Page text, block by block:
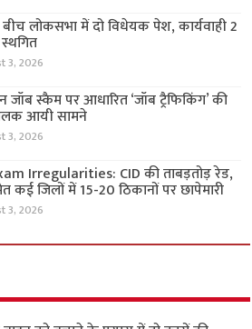
लोकसभा में दो विधेयक पेश, कार्यवाही 2
3, 2026
स्कैम पर आधारित ‘जॉब ट्रैफिकिंग’ की
आयी सामने
3, 2026
Irregularities: CID की ताबड़तोड़ रेड,
कई जिलों में 15-20 ठिकानों पर छापेमारी
3, 2026